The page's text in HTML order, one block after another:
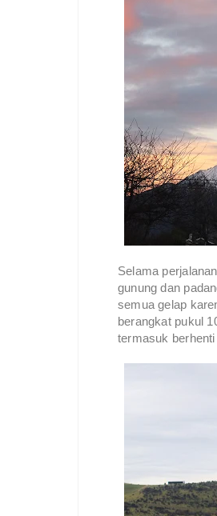
Selama
gunung dan
semua gelap
berangkat pukul
termasuk